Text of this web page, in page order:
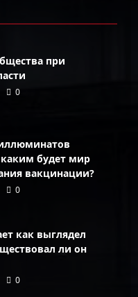
при
0
будет мир
вакцинации?
0
как выглядел
ли он
0